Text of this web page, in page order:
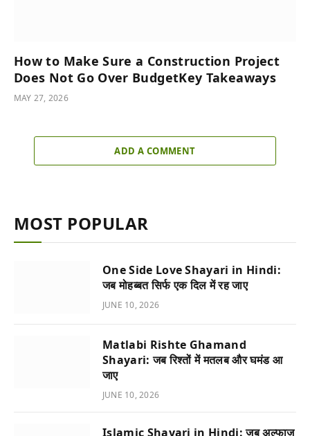
How to Make Sure a Construction Project
Does Not Go Over BudgetKey Takeaways
MAY 27, 2026
ADD A COMMENT
MOST POPULAR
One Side Love Shayari in Hindi:
जब मोहब्बत सिर्फ एक दिल में रह जाए
JUNE 10, 2026
Matlabi Rishte Ghamand
Shayari: जब रिश्तों में मतलब और घमंड आ
जाए
JUNE 10, 2026
Islamic Shayari in Hindi: जब अल्फाज़